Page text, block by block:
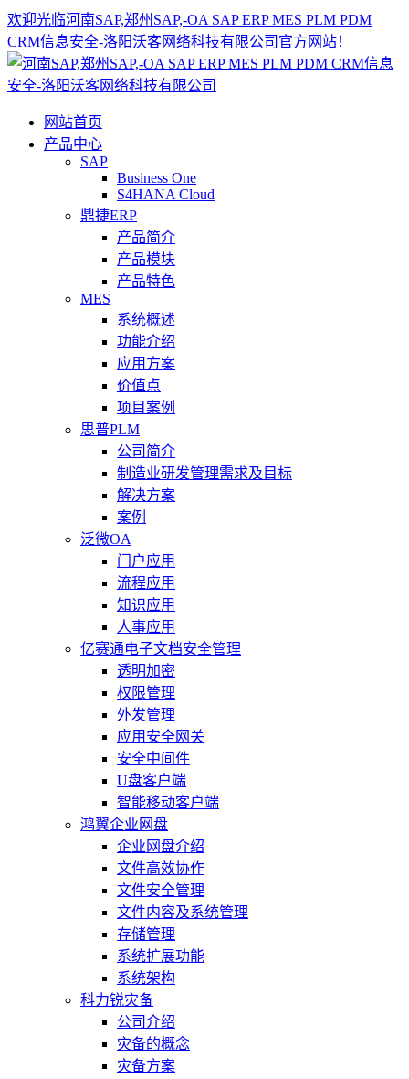
欢迎光临河南SAP,郑州SAP,-OA SAP ERP MES PLM PDM
CRM信息安全-洛阳沃客网络科技有限公司官方网站！
网站首页
产品中心
SAP
Business One
S4HANA Cloud
鼎捷ERP
产品简介
产品模块
产品特色
MES
系统概述
功能介绍
应用方案
价值点
项目案例
思普PLM
公司简介
制造业研发管理需求及目标
解决方案
案例
泛微OA
门户应用
流程应用
知识应用
人事应用
亿赛通电子文档安全管理
透明加密
权限管理
外发管理
应用安全网关
安全中间件
U盘客户端
智能移动客户端
鸿翼企业网盘
企业网盘介绍
文件高效协作
文件安全管理
文件内容及系统管理
存储管理
系统扩展功能
系统架构
科力锐灾备
公司介绍
灾备的概念
灾备方案